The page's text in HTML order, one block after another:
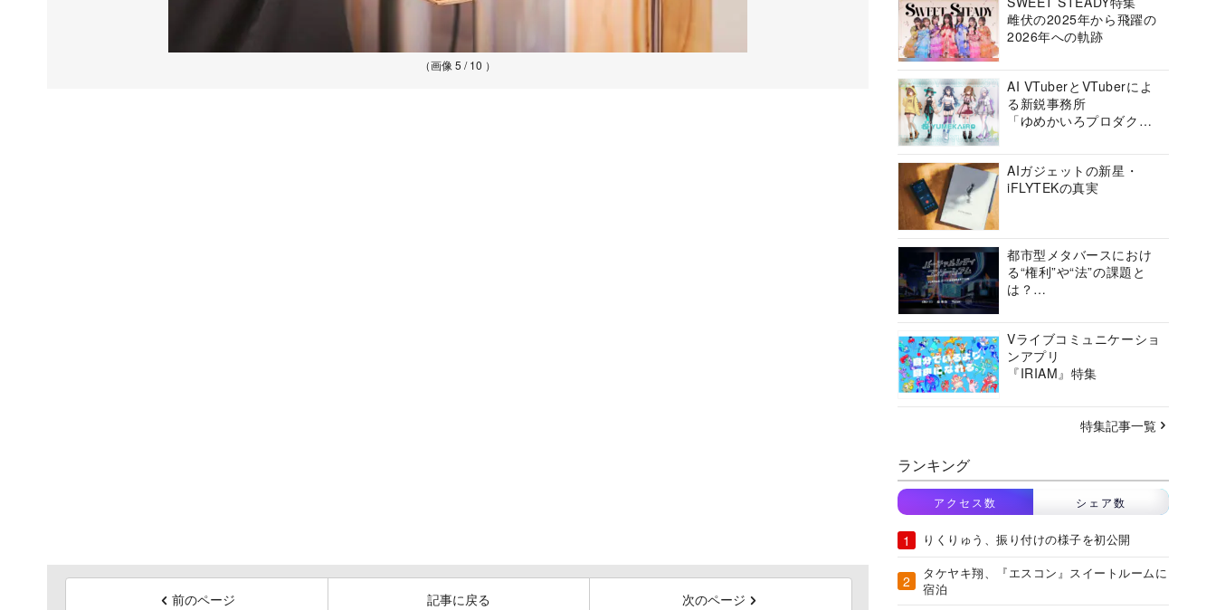
（画像 5 / 10 ）
前のページ 記事に戻る 次のページ
雌伏の2025年から飛躍の
2026年への軌跡
AI VTuberとVTuberによ
る新鋭事務所
「ゆめかいろプロダクシ
AIガジェットの新星・
iFLYTEKの真実
都市型メタバースにおけ
る“権利”や“法”の課題と
は？
ーシアムの挑戦に迫る
Vライブコミュニケーショ
ンアプリ
『IRIAM』特集
特集記事一覧
ランキング
アクセス数 シェア数
りくりゅう、振り付けの様子を初公開
タケヤキ翔、『エスコン』スイートルームに
宿泊